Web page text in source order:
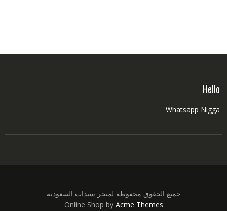
Hello
Whatsapp Nigga
جميع الحقوق محفوظة لمتجر سيدات السعودية
Online Shop by Acme Themes